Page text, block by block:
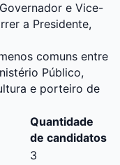
e Vice-
a Presidente,
comuns entre
Público,
e porteiro de
Quantidade
de candidatos
3